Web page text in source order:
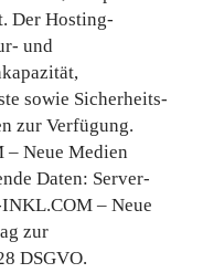
Der Hosting-
und
sowie Sicherheits-
zur Verfügung.
Neue Medien
Daten: Server-
– Neue
zur
DSGVO.